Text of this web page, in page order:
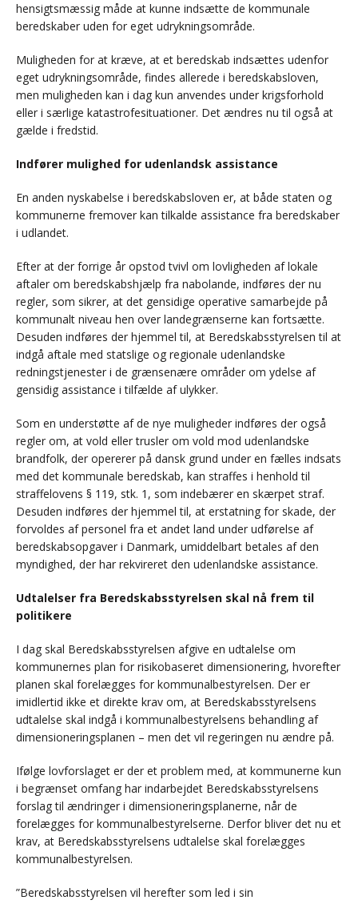
hensigtsmæssig måde at kunne indsætte de kommunale
beredskaber uden for eget udrykningsområde.
Muligheden for at kræve, at et beredskab indsættes udenfor
eget udrykningsområde, findes allerede i beredskabsloven,
men muligheden kan i dag kun anvendes under krigsforhold
eller i særlige katastrofesituationer. Det ændres nu til også at
gælde i fredstid.
Indfører mulighed for udenlandsk assistance
En anden nyskabelse i beredskabsloven er, at både staten og
kommunerne fremover kan tilkalde assistance fra beredskaber
i udlandet.
Efter at der forrige år opstod tvivl om lovligheden af lokale
aftaler om beredskabshjælp fra nabolande, indføres der nu
regler, som sikrer, at det gensidige operative samarbejde på
kommunalt niveau hen over landegrænserne kan fortsætte.
Desuden indføres der hjemmel til, at Beredskabsstyrelsen til at
indgå aftale med statslige og regionale udenlandske
redningstjenester i de grænsenære områder om ydelse af
gensidig assistance i tilfælde af ulykker.
Som en understøtte af de nye muligheder indføres der også
regler om, at vold eller trusler om vold mod udenlandske
brandfolk, der opererer på dansk grund under en fælles indsats
med det kommunale beredskab, kan straffes i henhold til
straffelovens § 119, stk. 1, som indebærer en skærpet straf.
Desuden indføres der hjemmel til, at erstatning for skade, der
forvoldes af personel fra et andet land under udførelse af
beredskabsopgaver i Danmark, umiddelbart betales af den
myndighed, der har rekvireret den udenlandske assistance.
Udtalelser fra Beredskabsstyrelsen skal nå frem til
politikere
I dag skal Beredskabsstyrelsen afgive en udtalelse om
kommunernes plan for risikobaseret dimensionering, hvorefter
planen skal forelægges for kommunalbestyrelsen. Der er
imidlertid ikke et direkte krav om, at Beredskabsstyrelsens
udtalelse skal indgå i kommunalbestyrelsens behandling af
dimensioneringsplanen – men det vil regeringen nu ændre på.
Ifølge lovforslaget er der et problem med, at kommunerne kun
i begrænset omfang har indarbejdet Beredskabsstyrelsens
forslag til ændringer i dimensioneringsplanerne, når de
forelægges for kommunalbestyrelserne. Derfor bliver det nu et
krav, at Beredskabsstyrelsens udtalelse skal forelægges
kommunalbestyrelsen.
”Beredskabsstyrelsen vil herefter som led i sin